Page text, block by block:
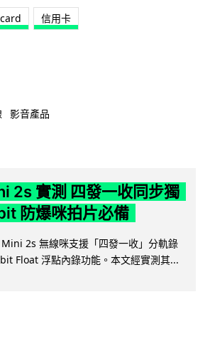
信用卡
影音產品
2s 實測 四發一收同步獨
防爆咪拍片必備
2s 無線咪支援「四發一收」分軌錄
Float 浮點內錄功能。本文經實測其...